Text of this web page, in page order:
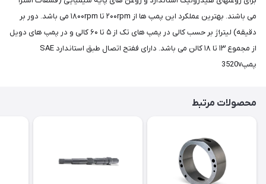
می باشند. بهترین عملکرد این پمپ ها از ۲۰۰rpm تا ۱۸۰۰rpm می باشد. دور بر
دقیقه) لیتراژ بر حسب کالی در پمپ های تک از ۵ تا ۶۰ کالی و در پمپ های دویل
از مجموع ۱۳ تا ۱۸ کالن می باشد. دارای ففتح اتصال طبق استاندارد SAE
پمپ3520v
محصولات مرتبط